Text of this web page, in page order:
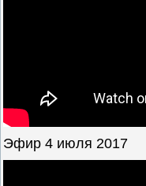
Эфир 4 июля 2017